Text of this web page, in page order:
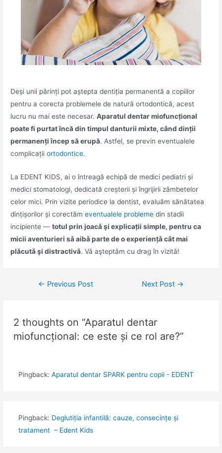
Deși unii părinți pot aștepta dentiția permanentă a copiilor
pentru a corecta problemele de natură ortodontică, acest
lucru nu mai este necesar.Aparatul dentar miofuncțional
poate fi purtat încă din timpul danturii mixte, când dinții
permanenți încep să erupă. Astfel, se previn eventualele
complicațiiortodontice.
La EDENT KIDS, ai o întreagă echipă de medici pediatri și
medici stomatologi, dedicată creșterii și îngrijirii zâmbetelor
celor mici. Prin vizite periodice la dentist, evaluăm sănătatea
dințișorilor și corectămeventualele probleme din stadii
incipiente —totul prin joacǎ şi explicații simple, pentru ca
micii aventurieri sǎ aibǎ parte de o experiențǎ cât mai
plǎcutǎ şi distractivǎ. Vǎ aşteptǎm cu drag în vizitǎ!
← Previous Post Next Post →
2 thoughts on “Aparatul dentar
miofuncțional: ce este și ce rol are?”
Pingback: Aparatul dentar SPARK pentru copii - EDENT
Pingback: Deglutiția infantilă: cauze, consecințe și
tratament – Edent Kids